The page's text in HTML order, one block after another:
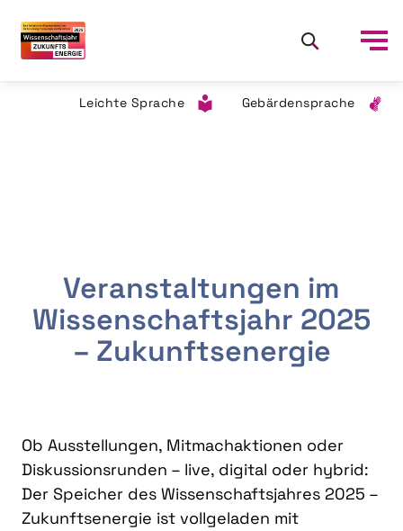
Leichte Sprache Gebärdensprache
Veranstaltungen im
Wissenschaftsjahr 2025
– Zukunftsenergie
Ob Ausstellungen, Mitmachaktionen oder
Diskussionsrunden – live, digital oder hybrid:
Der Speicher des Wissenschaftsjahres 2025 –
Zukunftsenergie ist vollgeladen mit